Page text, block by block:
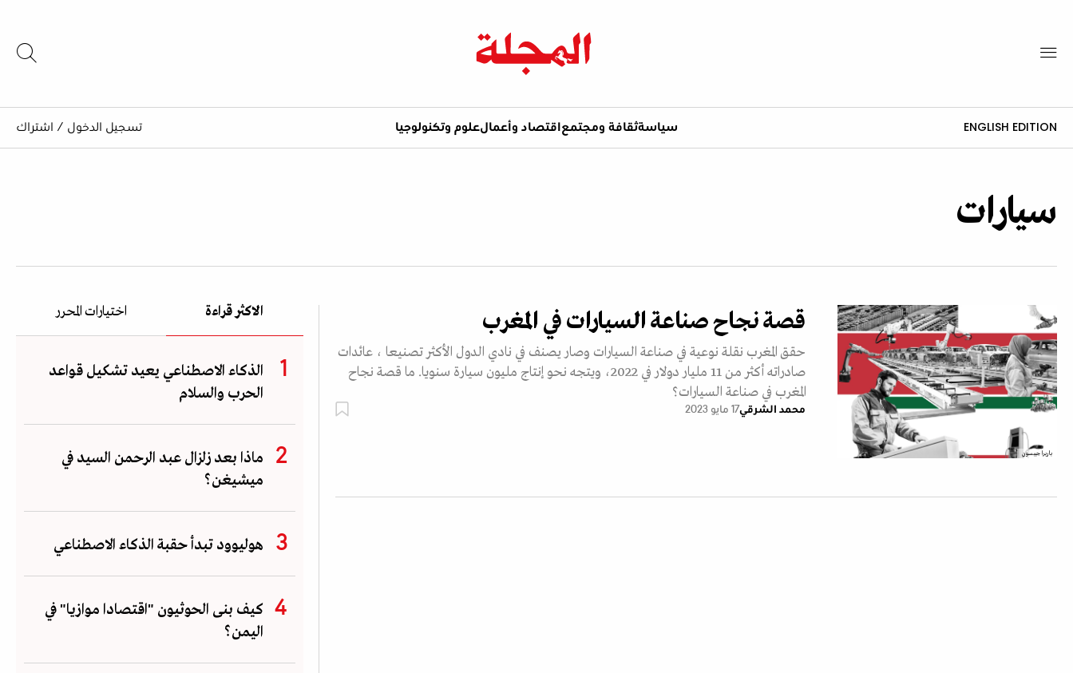
ENGLISH EDITION سياسةثقافة ومجتمع اقتصاد وأعمالعلوم وتكنولوجيا تسجيل الدخول / اشتراك
سيارات
باربرا جيبسون
قصة نجاح صناعة السيارات في المغرب
حقق المغرب نقلة نوعية في صناعة السيارات وصار يصنف في نادي الدول الأكثر تصنيعا ، عائدات
صادراته أكثر من 11 مليار دولار في 2022، ويتجه نحو إنتاج مليون سيارة سنويا. ما قصة نجاح
المغرب في صناعة السيارات؟
محمد الشرقي17 مايو 2023
الاكثر قراءة اختيارات المحرر
الذكاء الاصطناعي يعيد تشكيل قواعد
الحرب والسلام
ماذا بعد زلزال عبد الرحمن السيد في
ميشيغن؟
هوليوود تبدأ حقبة الذكاء الاصطناعي
كيف بنى الحوثيون "اقتصادا موازيا" في
اليمن؟